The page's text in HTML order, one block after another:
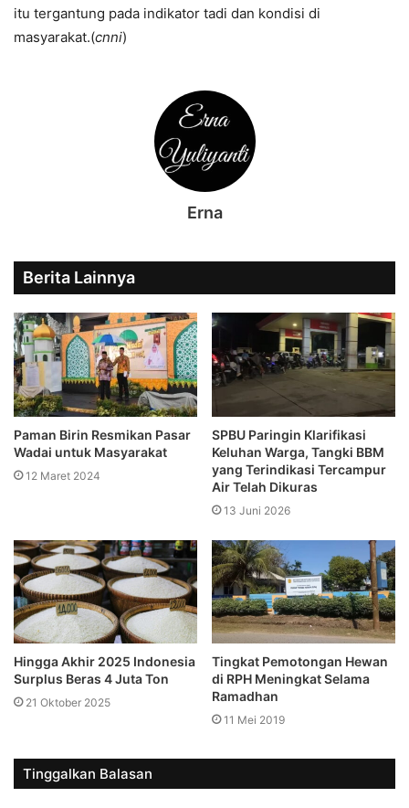
itu tergantung pada indikator tadi dan kondisi di
masyarakat.(cnni)
Erna
Berita Lainnya
Paman Birin Resmikan Pasar
Wadai untuk Masyarakat
12 Maret 2024
SPBU Paringin Klarifikasi
Keluhan Warga, Tangki BBM
yang Terindikasi Tercampur
Air Telah Dikuras
13 Juni 2026
Hingga Akhir 2025 Indonesia
Surplus Beras 4 Juta Ton
21 Oktober 2025
Tingkat Pemotongan Hewan
di RPH Meningkat Selama
Ramadhan
11 Mei 2019
Tinggalkan Balasan